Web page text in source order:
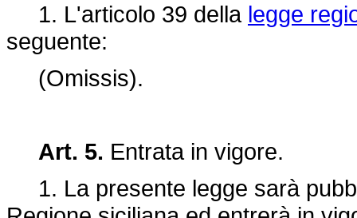
1. L'articolo 39 della legge
seguente:
(Omissis).
Art. 5. Entrata in vigore.
1. La presente legge sarà